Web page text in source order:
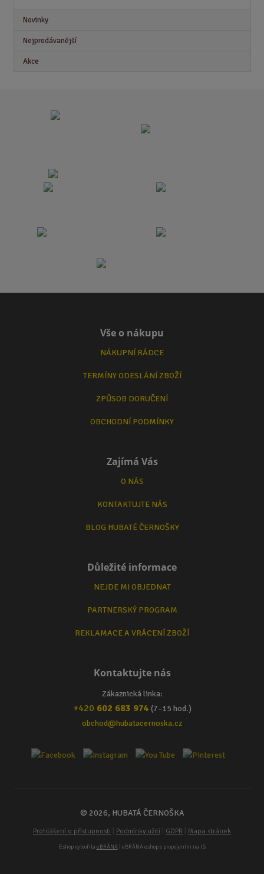
Novinky
Nejprodávanější
Akce
Vše o nákupu
NÁKUPNÍ RÁDCE
TERMÍNY ODESLÁNÍ ZBOŽÍ
ZPŮSOB DORUČENÍ
OBCHODNÍ PODMÍNKY
Zajímá Vás
O NÁS
KONTAKTUJTE NÁS
BLOG HUBATÉ ČERNOŠKY
Důležité informace
NEJDE MI OBJEDNAT
PARTNERSKÝ PROGRAM
REKLAMACE A VRÁCENÍ ZBOŽÍ
Kontaktujte nás
Zákaznická linka:
+420 602 683 974 (7–15 hod.)
obchod@hubatacernoska.cz
© 2026, HUBATÁ ČERNOŠKA
Prohlášení o přístupnosti Podmínky užití GDPR Mapa stránek
Eshop vytvořila eBRÁNA| eBRÁNA eshop s propojením na IS